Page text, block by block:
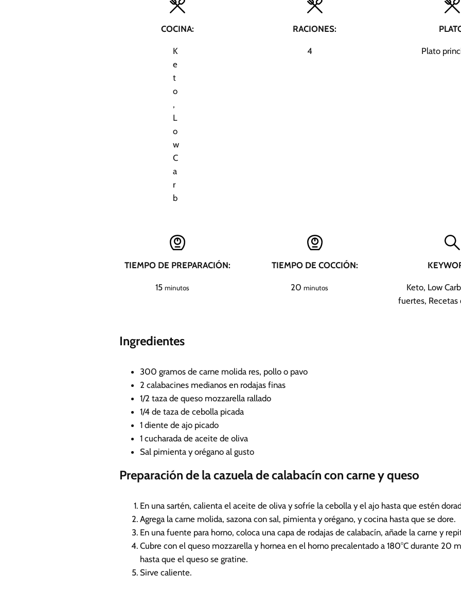
COCINA:
K
e
t
o
,
L
o
w
C
a
r
b
RACIONES:
4 Plato
TIEMPO DE PREPARACIÓN:
15m
t
minutos
TIEMPO DE COCCIÓN:
20 m
minutos
Keto, Low
fuertes, Recetas
Ingredientes
300 gramos de carne molida res, pollo o pavo
2 calabacines medianos en rodajas finas
1/2 taza de queso mozzarella rallado
1/4 de taza de cebolla picada
1 diente de ajo picado
1 cucharada de aceite de oliva
Sal pimienta y orégano al gusto
Preparación de la cazuela de calabacín con carne y queso
En una sartén, calienta el aceite de oliva y sofríe la cebolla y el ajo hasta que estén
Agrega la carne molida, sazona con sal, pimienta y orégano, y cocina hasta que se dore.
En una fuente para horno, coloca una capa de rodajas de calabacín, añade la carne y
Cubre con el queso mozzarella y hornea en el horno precalentado a 180°C durante 20
hasta que el queso se gratine.
Sirve caliente.